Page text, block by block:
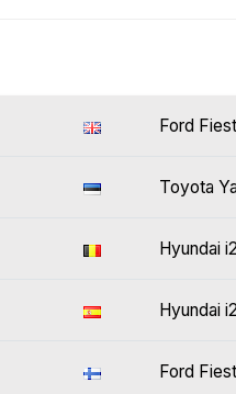
Ford
Toyota
Hyundai
Hyundai
Ford